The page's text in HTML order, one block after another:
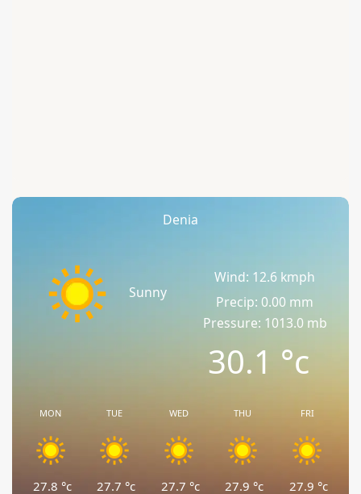
Denia
Sunny
Wind: 12.6 kmph
Precip: 0.00 mm
Pressure: 1013.0 mb
30.1 °c
MON
27.8 °c
TUE
27.7 °c
WED
27.7 °c
THU
27.9 °c
FRI
27.9 °c